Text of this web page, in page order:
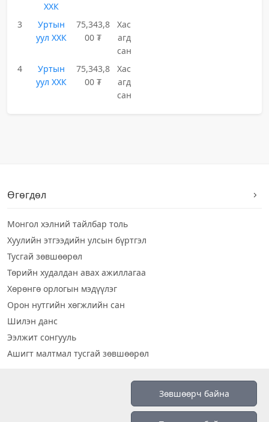
ХХК
3
Уртын
уул ХХК
75,343,8
00 ₮
Хас
агд
сан
4
Уртын
уул ХХК
75,343,8
00 ₮
Хас
агд
сан
Өгөгдөл
Монгол хэлний тайлбар толь
Хуулийн этгээдийн улсын бүртгэл
Тусгай зөвшөөрөл
Төрийн худалдан авах ажиллагаа
Хөрөнгө орлогын мэдүүлэг
Орон нутгийн хөгжлийн сан
Шилэн данс
Ээлжит сонгууль
Ашигт малтмал тусгай зөвшөөрөл
Зөвшөөрч байна